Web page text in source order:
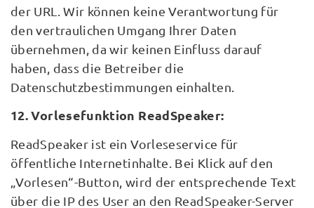
der URL. Wir können keine Verantwortung für
den vertraulichen Umgang Ihrer Daten
übernehmen, da wir keinen Einfluss darauf
haben, dass die Betreiber die
Datenschutzbestimmungen einhalten.
12. Vorlesefunktion ReadSpeaker:
ReadSpeaker ist ein Vorleseservice für
öffentliche Internetinhalte. Bei Klick auf den
„Vorlesen“-Button, wird der entsprechende Text
über die IP des User an den ReadSpeaker-Server